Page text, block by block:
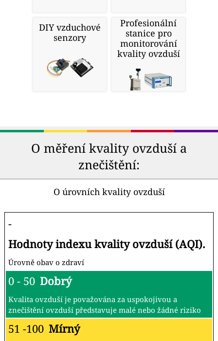
DIY vzduchové
senzory
Profesionální
stanice pro
monitorování
kvality ovzduší
O měření kvality ovzduší a
znečištění:
O úrovních kvality ovzduší
-
Hodnoty indexu kvality ovzduší (AQI).
Úrovně obav o zdraví
0 - 50 Dobrý
Kvalita ovzduší je považována za uspokojivou a
znečištění ovzduší představuje malé nebo žádné riziko
51 -100 Mírný